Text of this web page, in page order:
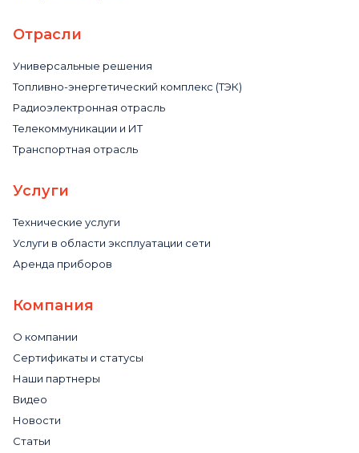
Отрасли
Универсальные решения
Топливно-энергетический комплекс (ТЭК)
Радиоэлектронная отрасль
Телекоммуникации и ИТ
Транспортная отрасль
Услуги
Технические услуги
Услуги в области эксплуатации сети
Аренда приборов
Компания
О компании
Сертификаты и статусы
Наши партнеры
Видео
Новости
Статьи